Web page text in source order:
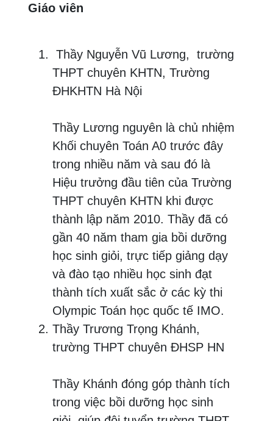
Giáo viên
Thầy Nguyễn Vũ Lương, trường
THPT chuyên KHTN, Trường
ĐHKHTN Hà Nội
Thầy Lương nguyên là chủ nhiệm
Khối chuyên Toán A0 trước đây
trong nhiều năm và sau đó là
Hiệu trưởng đầu tiên của Trường
THPT chuyên KHTN khi được
thành lập năm 2010. Thầy đã có
gần 40 năm tham gia bồi dưỡng
học sinh giỏi, trực tiếp giảng dạy
và đào tạo nhiều học sinh đạt
thành tích xuất sắc ở các kỳ thi
Olympic Toán học quốc tế IMO.
Thầy Trương Trọng Khánh,
trường THPT chuyên ĐHSP HN
Thầy Khánh đóng góp thành tích
trong việc bồi dưỡng học sinh